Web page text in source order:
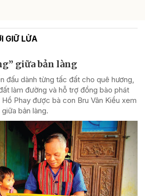
GIỮ LỬA
giữa bản làng
đấu dành từng tấc đất cho quê hương,
làm đường và hỗ trợ đồng bào phát
Phay được bà con Bru Vân Kiều xem
bản làng.